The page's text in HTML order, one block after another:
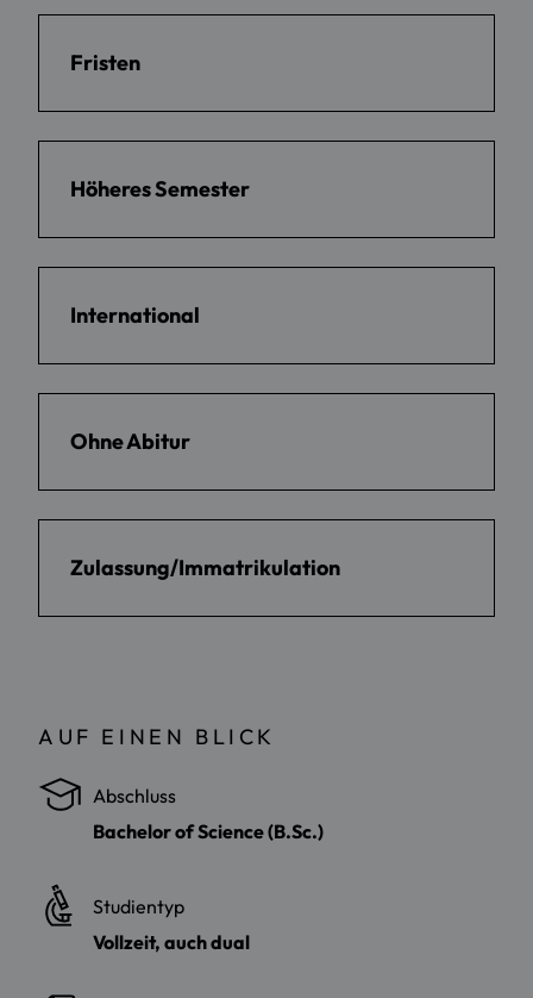
Fristen
Höheres Semester
International
Ohne Abitur
Zulassung/Immatrikulation
AUF EINEN BLICK
Abschluss
Bachelor of Science (B.Sc.)
Studientyp
Vollzeit, auch dual